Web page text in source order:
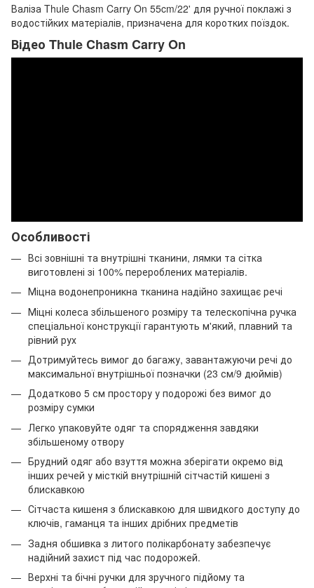
Валіза Thule Chasm Carry On 55cm/22' для ручної поклажі з
водостійких матеріалів, призначена для коротких поїздок.
Відео Thule Chasm Carry On
Особливості
Всі зовнішні та внутрішні тканини, лямки та сітка
виготовлені зі 100% перероблених матеріалів.
Міцна водонепроникна тканина надійно захищає речі
Міцні колеса збільшеного розміру та телескопічна ручка
спеціальної конструкції гарантують м'який, плавний та
рівний рух
Дотримуйтесь вимог до багажу, завантажуючи речі до
максимальної внутрішньої позначки (23 см/9 дюймів)
Додатково 5 см простору у подорожі без вимог до
розміру сумки
Легко упаковуйте одяг та спорядження завдяки
збільшеному отвору
Брудний одяг або взуття можна зберігати окремо від
інших речей у місткій внутрішній сітчастій кишені з
блискавкою
Сітчаста кишеня з блискавкою для швидкого доступу до
ключів, гаманця та інших дрібних предметів
Задня обшивка з литого полікарбонату забезпечує
надійний захист під час подорожей.
Верхні та бічні ручки для зручного підйому та